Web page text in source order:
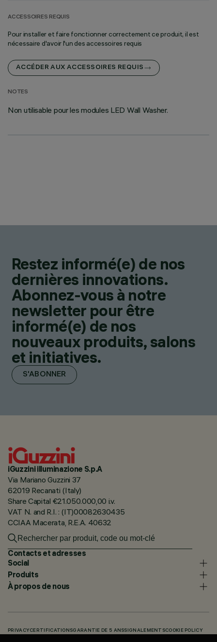
ACCESSOIRES REQUIS
Pour installer et faire fonctionner correctement ce produit, il est
nécessaire d'avoir l'un des accessoires requis
ACCÉDER AUX ACCESSOIRES REQUIS
NOTES
Non utilisable pour les modules LED Wall Washer.
Restez informé(e) de nos
dernières innovations.
Abonnez-vous à notre
newsletter pour être
informé(e) de nos
nouveaux produits, salons
et initiatives.
S'ABONNER
iGuzzini illuminazione S.p.A
Via Mariano Guzzini 37
62019 Recanati (Italy)
Share Capital €21.050.000,00 i.v.
VAT N. and R.I. : (IT)00082630435
CCIAA Macerata, R.E.A. 40632
Contacts et adresses
Social
Produits
À propos de nous
PRIVACY CERTIFICATIONSGARANTIE DE 5 ANSSIGNALEMENTSCOOKIE POLICY